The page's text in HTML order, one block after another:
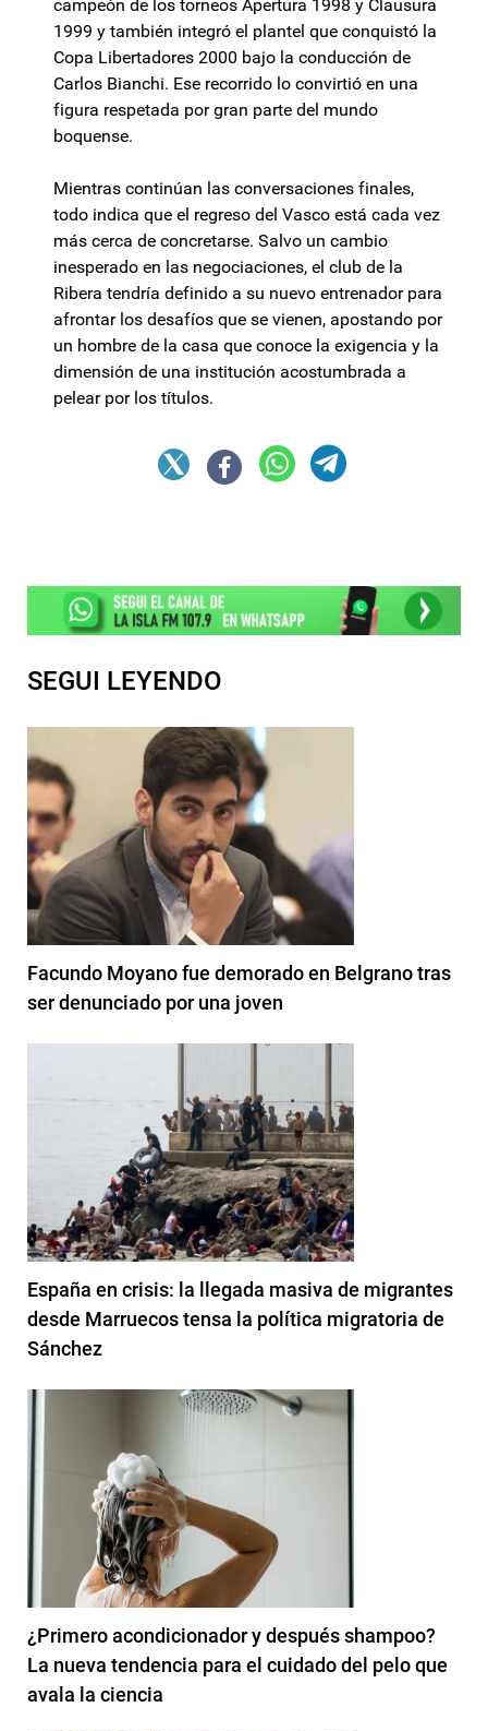
campeón de los torneos Apertura 1998 y Clausura
1999 y también integró el plantel que conquistó la
Copa Libertadores 2000 bajo la conducción de
Carlos Bianchi. Ese recorrido lo convirtió en una
figura respetada por gran parte del mundo
boquense.
Mientras continúan las conversaciones finales,
todo indica que el regreso del Vasco está cada vez
más cerca de concretarse. Salvo un cambio
inesperado en las negociaciones, el club de la
Ribera tendría definido a su nuevo entrenador para
afrontar los desafíos que se vienen, apostando por
un hombre de la casa que conoce la exigencia y la
dimensión de una institución acostumbrada a
pelear por los títulos.
SEGUI LEYENDO
Facundo Moyano fue demorado en Belgrano tras
ser denunciado por una joven
España en crisis: la llegada masiva de migrantes
desde Marruecos tensa la política migratoria de
Sánchez
¿Primero acondicionador y después shampoo?
La nueva tendencia para el cuidado del pelo que
avala la ciencia